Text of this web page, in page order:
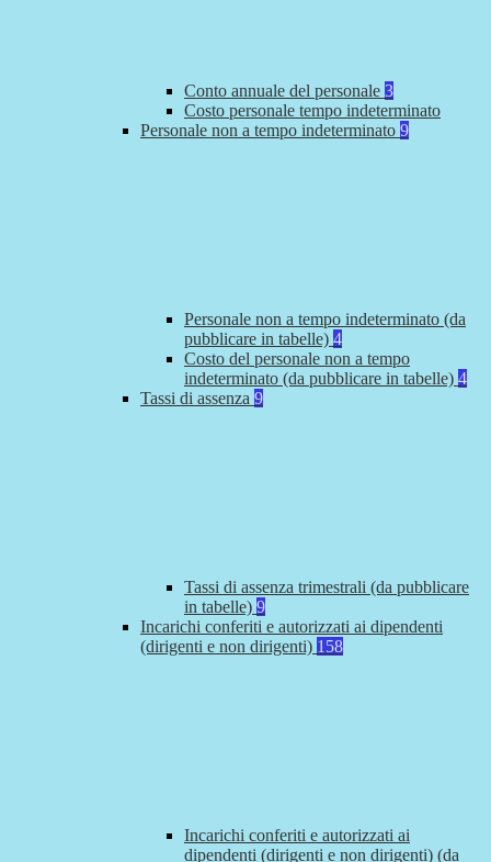
Conto annuale del personale 3
Costo personale tempo indeterminato
Personale non a tempo indeterminato 9
Personale non a tempo indeterminato (da
pubblicare in tabelle) 4
Costo del personale non a tempo
indeterminato (da pubblicare in tabelle) 4
Tassi di assenza 9
Tassi di assenza trimestrali (da pubblicare
in tabelle) 9
Incarichi conferiti e autorizzati ai dipendenti
(dirigenti e non dirigenti) 158
Incarichi conferiti e autorizzati ai
dipendenti (dirigenti e non dirigenti) (da